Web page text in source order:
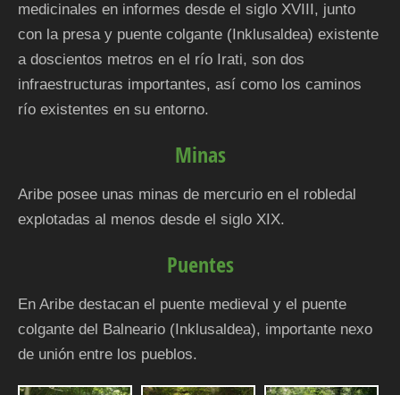
medicinales en informes desde el siglo XVIII, junto
con la presa y puente colgante (Inklusaldea) existente
a doscientos metros en el río Irati, son dos
infraestructuras importantes, así como los caminos
río existentes en su entorno.
Minas
Aribe posee unas minas de mercurio en el robledal
explotadas al menos desde el siglo XIX.
Puentes
En Aribe destacan el puente medieval y el puente
colgante del Balneario (Inklusaldea), importante nexo
de unión entre los pueblos.